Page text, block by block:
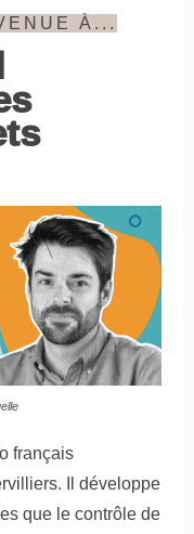
À...
français
Il développe
que le contrôle de